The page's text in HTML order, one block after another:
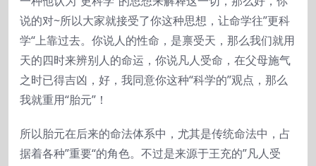
说的对~所以大家就接受了你这种思想，让命学往”更科
学“上靠过去。你说人的性命，是禀受天，那么我们就用
天的四时来辨别人的命运，你说凡人受命，在父母施气
之时已得吉凶，好，我同意你这种“科学的”观点，那么
我就重用“胎元”！
所以胎元在后来的命法体系中，尤其是传统命法中，占
据着各种”重要“的角色。不过是来源于王充的”凡人受